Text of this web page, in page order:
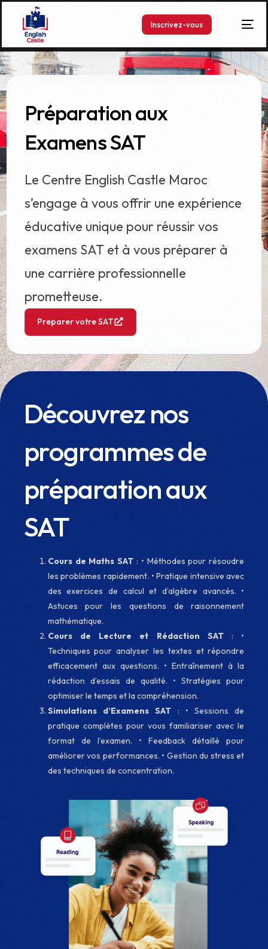
Inscrivez-vous
Préparation aux
Examens SAT
Le Centre English Castle Maroc
s’engage à vous offrir une expérience
éducative unique pour réussir vos
examens SAT et à vous préparer à
une carrière professionnelle
prometteuse.
Preparer votre SAT
Découvrez nos
programmes de
préparation aux
SAT
Cours de Maths SAT : • Méthodes pour résoudre
les problèmes rapidement. • Pratique intensive avec
des exercices de calcul et d’algèbre avancés. •
Astuces pour les questions de raisonnement
mathématique.
Cours de Lecture et Rédaction SAT: •
Techniques pour analyser les textes et répondre
efficacement aux questions. • Entraînement à la
rédaction d’essais de qualité. • Stratégies pour
optimiser le temps et la compréhension.
Simulations d’Examens SAT : • Sessions de
pratique complètes pour vous familiariser avec le
format de l’examen. • Feedback détaillé pour
améliorer vos performances. • Gestion du stress et
des techniques de concentration.